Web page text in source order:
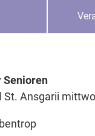
Senioren
St. Ansgarii